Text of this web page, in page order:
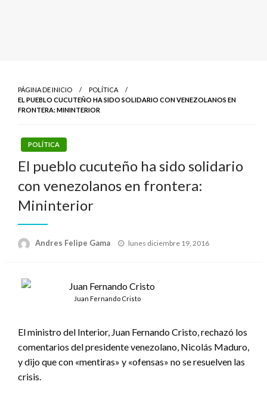
PÁGINA DE INICIO
POLÍTICA
EL PUEBLO CUCUTEÑO HA SIDO SOLIDARIO CON VENEZOLANOS EN
FRONTERA: MININTERIOR
POLÍTICA
El pueblo cucuteño ha sido solidario
con venezolanos en frontera:
Mininterior
Andres Felipe Gama
Publicado
lunes diciembre 19, 2016
Juan Fernando Cristo
El ministro del Interior, Juan Fernando Cristo, rechazó los
comentarios del presidente venezolano, Nicolás Maduro,
y dijo que con «mentiras» y «ofensas» no se resuelven las
crisis.